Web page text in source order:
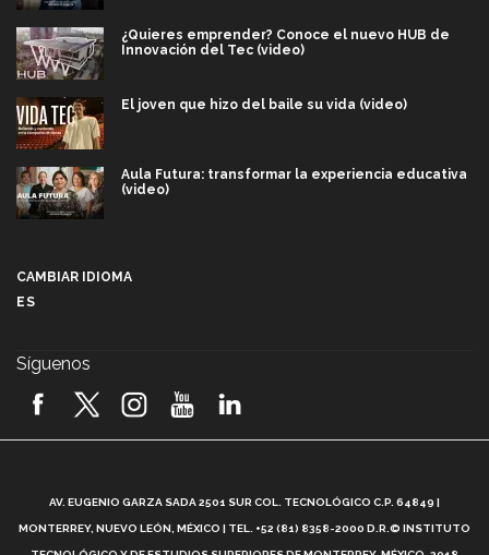
¿Quieres emprender? Conoce el nuevo HUB de
Innovación del Tec (video)
El joven que hizo del baile su vida (video)
Aula Futura: transformar la experiencia educativa
(video)
2026! (video)
¿Cómo es el Modelo Educativo Tec? (video)
CAMBIAR IDIOMA
ES
Síguenos
AV. EUGENIO GARZA SADA 2501 SUR COL. TECNOLÓGICO C.P. 64849 |
MONTERREY, NUEVO LEÓN, MÉXICO | TEL. +52 (81) 8358-2000 D.R.© INSTITUTO